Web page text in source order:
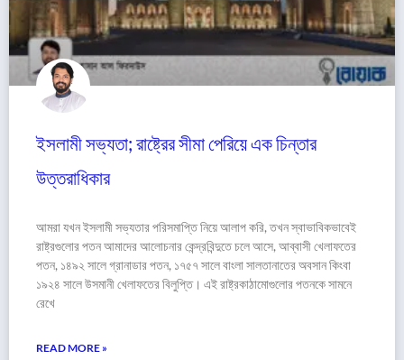
ইসলামী সভ্যতা; রাষ্ট্রের সীমা পেরিয়ে এক চিন্তার
উত্তরাধিকার
আমরা যখন ইসলামী সভ্যতার পরিসমাপ্তি নিয়ে আলাপ করি, তখন স্বাভাবিকভাবেই
রাষ্ট্রগুলোর পতন আমাদের আলোচনার কেন্দ্রবিন্দুতে চলে আসে, আব্বাসী খেলাফতের
পতন, ১৪৯২ সালে গ্রানাডার পতন, ১৭৫৭ সালে বাংলা সালতানাতের অবসান কিংবা
১৯২৪ সালে উসমানী খেলাফতের বিলুপ্তি। এই রাষ্ট্রকাঠামোগুলোর পতনকে সামনে
রেখে
READ MORE »